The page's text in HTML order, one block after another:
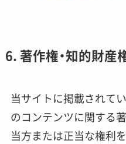
6. 著作権・知的財産
当サイトに掲載されてい
のコンテンツに関する
当方または正当な権利